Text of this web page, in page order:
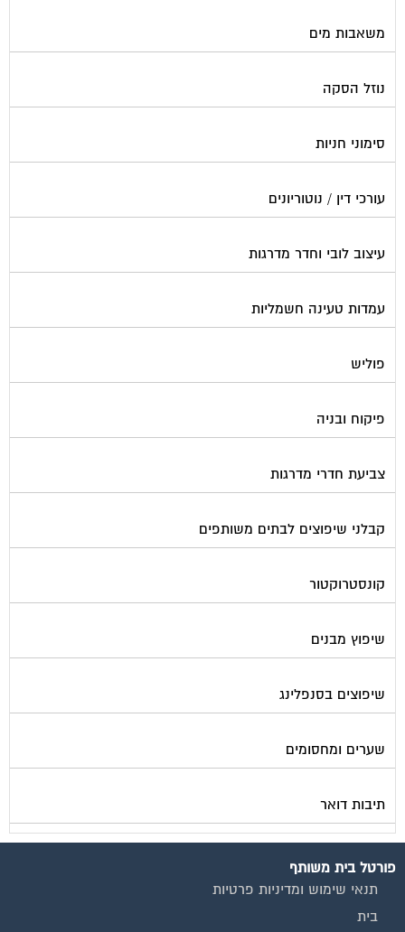
משאבות מים
נוזל הסקה
סימוני חניות
עורכי דין / נוטוריונים
עיצוב לובי וחדר מדרגות
עמדות טעינה חשמליות
פוליש
פיקוח ובניה
צביעת חדרי מדרגות
קבלני שיפוצים לבתים משותפים
קונסטרוקטור
שיפוץ מבנים
שיפוצים בסנפלינג
שערים ומחסומים
תיבות דואר
פורטל בית משותף
תנאי שימוש ומדיניות פרטיות
בית